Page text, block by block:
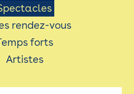
rendez-vous
forts
Artistes